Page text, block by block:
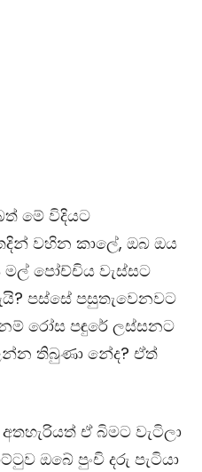
මේ විදියට
වහින කාලේ, ඔබ ඔය
පෝච්චිය වැස්සට
? පස්සේ පසුතැවෙනවට
රෝස පඳුරේ ලස්සනට
තිබුණා නේද? ඒත්
ඒ බිමට වැටිලා
ඔබේ පුංචි දරු පැටියා